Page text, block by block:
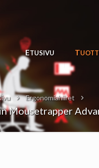
ETUSIVU
Ergonomiahiiret
Mousetrapper